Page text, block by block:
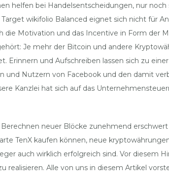
helfen bei Handelsentscheidungen, nur
wikifolio Balanced eignet sich nicht für
Motivation und das Incentive in Form der
Je mehr der Bitcoin und andere
und Aufschreiben lassen sich zu
und Nutzern von Facebook und den damit
Kanzlei hat sich auf das
neuer Blöcke zunehmend
TenX kaufen können, neue
auch wirklich erfolgreich sind. Vor diesem
realisieren. Alle von uns in diesem Artikel